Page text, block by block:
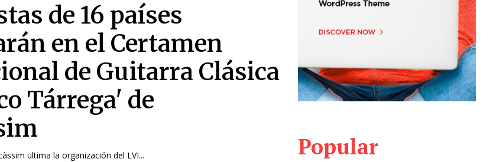
de 16 países
en el Certamen
de Guitarra Clásica
Tárrega' de
ultima la organización del LVI... Popular